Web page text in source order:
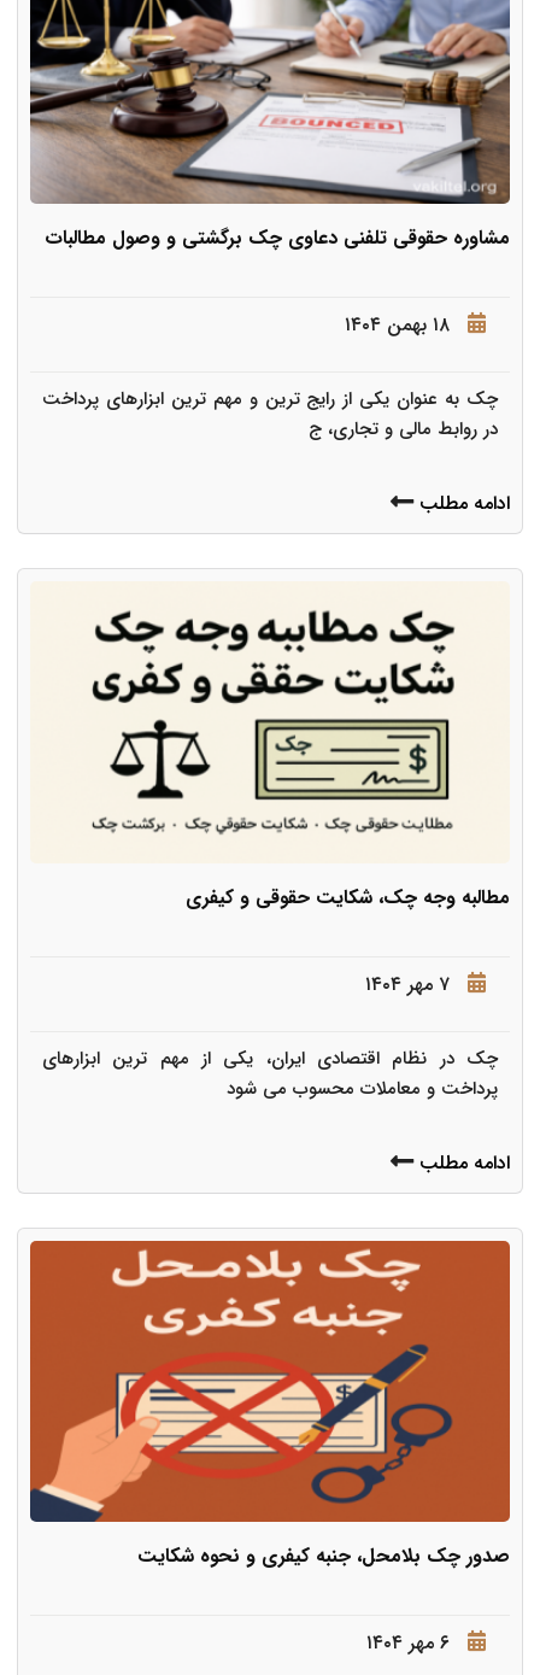
مشاوره حقوقی تلفنی دعاوی چک برگشتی و وصول مطالبات
۱۸ بهمن ۱۴۰۴
چک به عنوان یکی از رایج ترین و مهم ترین ابزارهای پرداخت
در روابط مالی و تجاری، ج
ادامه مطلب
مطالبه وجه چک، شکایت حقوقی و کیفری
۷ مهر ۱۴۰۴
چک در نظام اقتصادی ایران، یکی از مهم ترین ابزارهای
پرداخت و معاملات محسوب می شود
ادامه مطلب
صدور چک بلامحل، جنبه کیفری و نحوه شکایت
۶ مهر ۱۴۰۴